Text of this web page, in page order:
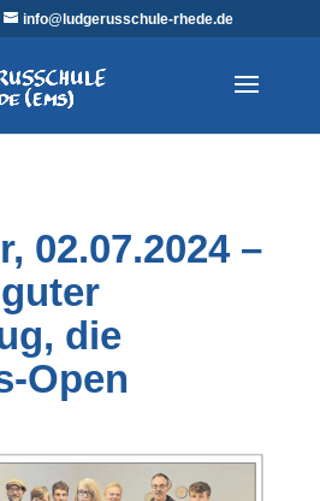
info@ludgerusschule-rhede.de
02.07.2024 –
die
Open